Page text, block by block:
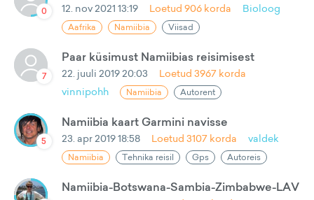
0 12. nov 2021 13:19 Loetud 906 korda Bioloog
Aafrika Namiibia Viisad
7
Paar küsimust Namiibias reisimisest
22. juuli 2019 20:03 Loetud 3967 korda
vinnipohh
Namiibia Autorent
5
Namiibia kaart Garmini navisse
23. apr 2019 18:58 Loetud 3107 korda valdek
Namiibia Tehnika reisil Gps Autoreis
Namiibia-Botswana-Sambia-Zimbabwe-LAV